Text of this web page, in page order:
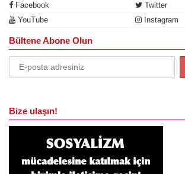
Facebook
Twitter
YouTube
Instagram
Bültene Abone Olun
Bize ulaşın!